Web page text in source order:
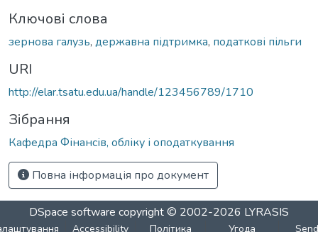
Ключові слова
зернова галузь, державна підтримка, податкові пільги
URI
http://elar.tsatu.edu.ua/handle/123456789/1710
Зібрання
Кафедра Фінансів, обліку і оподаткування
Повна інформація про документ
DSpace software copyright © 2002-2026 LYRASIS
Accessibility Політика Угода Send